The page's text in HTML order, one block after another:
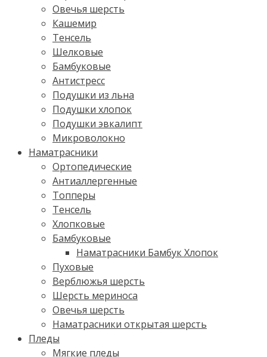
Овечья шерсть
Кашемир
Тенсель
Шелковые
Бамбуковые
Антистресс
Подушки из льна
Подушки хлопок
Подушки эвкалипт
Микроволокно
Наматрасники
Ортопедические
Антиаллергенные
Топперы
Тенсель
Хлопковые
Бамбуковые
Наматрасники Бамбук Хлопок
Пуховые
Верблюжья шерсть
Шерсть мериноса
Овечья шерсть
Наматрасники открытая шерсть
Пледы
Мягкие пледы